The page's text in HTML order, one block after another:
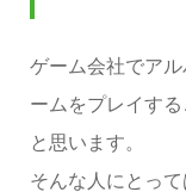
ゲーム会社でア
ームをプレイす
と思います。
そんな人にとっ